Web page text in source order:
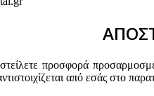
προσφορά
από εσάς στο